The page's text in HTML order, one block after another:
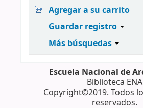
Agregar a su carrito
Guardar registro
Más búsquedas
Escuela Nacional de
Biblioteca ENA
Copyright©2019. Todos
reservados.